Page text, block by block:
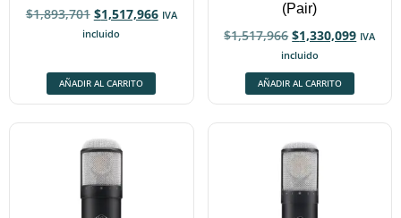
$1,893,701 $1,517,966 IVA
incluido
AÑADIR AL CARRITO
(Pair)
$1,517,966 $1,330,099 IVA
incluido
AÑADIR AL CARRITO